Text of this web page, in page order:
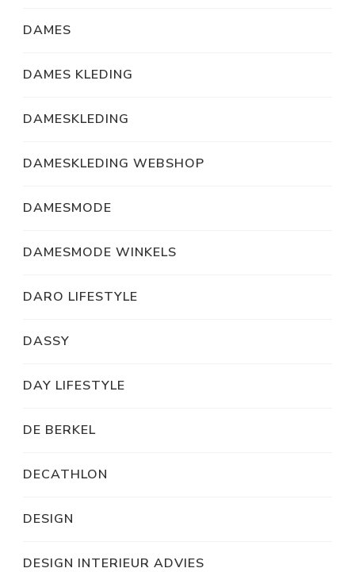
DAMES
DAMES KLEDING
DAMESKLEDING
DAMESKLEDING WEBSHOP
DAMESMODE
DAMESMODE WINKELS
DARO LIFESTYLE
DASSY
DAY LIFESTYLE
DE BERKEL
DECATHLON
DESIGN
DESIGN INTERIEUR ADVIES